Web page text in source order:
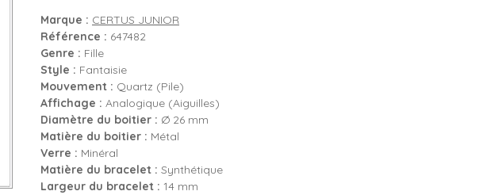
Marque : CERTUS JUNIOR
Référence : 647482
Genre : Fille
Style : Fantaisie
Mouvement : Quartz (Pile)
Affichage : Analogique (Aiguilles)
Diamètre du boitier : Ø 26 mm
Matière du boitier : Métal
Verre : Minéral
Matière du bracelet : Synthétique
Largeur du bracelet : 14 mm